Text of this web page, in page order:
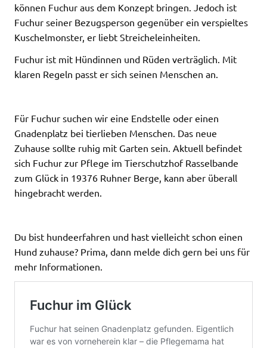
können Fuchur aus dem Konzept bringen. Jedoch ist
Fuchur seiner Bezugsperson gegenüber ein verspieltes
Kuschelmonster, er liebt Streicheleinheiten.
Fuchur ist mit Hündinnen und Rüden verträglich. Mit
klaren Regeln passt er sich seinen Menschen an.
Für Fuchur suchen wir eine Endstelle oder einen
Gnadenplatz bei tierlieben Menschen. Das neue
Zuhause sollte ruhig mit Garten sein. Aktuell befindet
sich Fuchur zur Pflege im Tierschutzhof Rasselbande
zum Glück in 19376 Ruhner Berge, kann aber überall
hingebracht werden.
Du bist hundeerfahren und hast vielleicht schon einen
Hund zuhause? Prima, dann melde dich gern bei uns für
mehr Informationen.